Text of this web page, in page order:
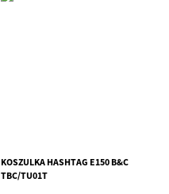
KOSZULKA HASHTAG E150 B&C
TBC/TU01T